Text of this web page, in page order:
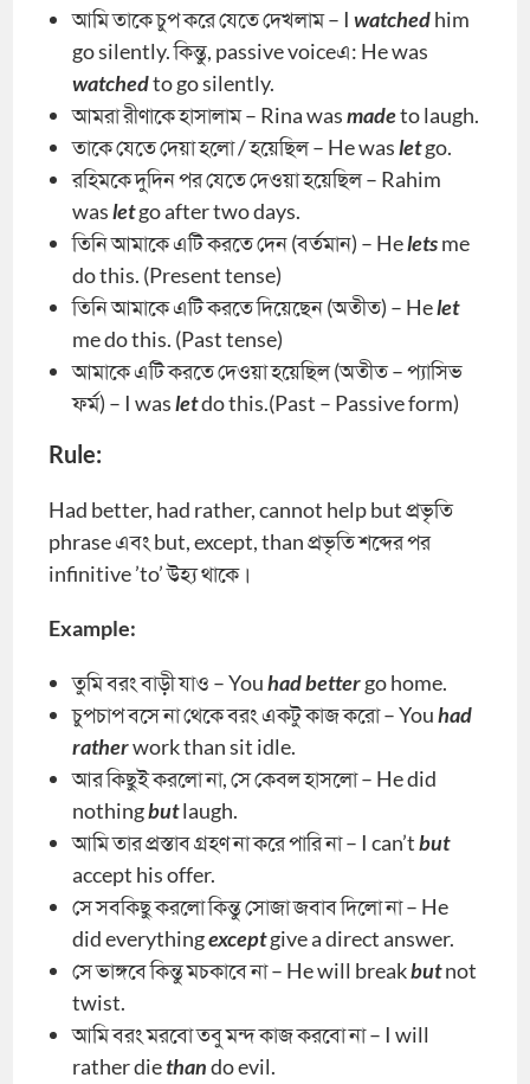
আমি তাকে চুপ করে যেতে দেখলাম – Iwatchedhim
go silently. কিন্তু, passive voiceএ: He was
watchedto go silently.
আমরা রীণাকে হাসালাম – Rina wasmadeto laugh.
তাকে যেতে দেয়া হলো / হয়েছিল – He wasletgo.
রহিমকে দুদিন পর যেতে দেওয়া হয়েছিল – Rahim
wasletgo after two days.
তিনি আমাকে এটি করতে দেন (বর্তমান) – Heletsme
do this. (Present tense)
তিনি আমাকে এটি করতে দিয়েছেন (অতীত) – Helet
me do this. (Past tense)
আমাকে এটি করতে দেওয়া হয়েছিল (অতীত – প্যাসিভ
ফর্ম) – I wasletdo this.(Past – Passive form)
Rule:
Had better, had rather, cannot help but প্রভৃতি
phrase এবং but, except, than প্রভৃতি শব্দের পর
infinitive ’to’ উহ্য থাকে।
Example:
তুমি বরং বাড়ী যাও – Youhad bettergo home.
চুপচাপ বসে না থেকে বরং একটু কাজ করো – Youhad
ratherwork than sit idle.
আর কিছুই করলো না, সে কেবল হাসলো – He did
nothingbutlaugh.
আমি তার প্রস্তাব গ্রহণ না করে পারি না – I can’tbut
accept his offer.
সে সবকিছু করলো কিন্তু সোজা জবাব দিলো না – He
did everythingexceptgive a direct answer.
সে ভাঙ্গবে কিন্তু মচকাবে না – He will breakbutnot
twist.
আমি বরং মরবো তবু মন্দ কাজ করবো না – I will
rather diethando evil.